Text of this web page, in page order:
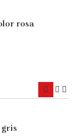
rosa
gris